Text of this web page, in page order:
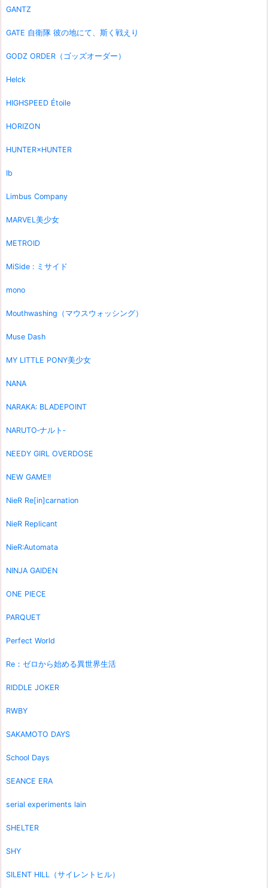
GANTZ
GATE 自衛隊 彼の地にて、斯く戦えり
GODZ ORDER（ゴッズオーダー）
Helck
HIGHSPEED Étoile
HORIZON
HUNTER×HUNTER
Ib
Limbus Company
MARVEL美少女
METROID
MiSide : ミサイド
mono
Mouthwashing（マウスウォッシング）
Muse Dash
MY LITTLE PONY美少女
NANA
NARAKA: BLADEPOINT
NARUTO‐ナルト‐
NEEDY GIRL OVERDOSE
NEW GAME!!
NieR Re[in]carnation
NieR Replicant
NieR:Automata
NINJA GAIDEN
ONE PIECE
PARQUET
Perfect World
Re：ゼロから始める異世界生活
RIDDLE JOKER
RWBY
SAKAMOTO DAYS
School Days
SEANCE ERA
serial experiments lain
SHELTER
SHY
SILENT HILL（サイレントヒル）